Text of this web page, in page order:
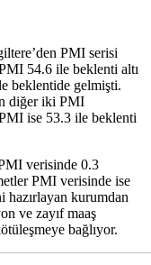
PMI serisi
54.6 ile beklenti altı
beklentide gelmişti.
diğer iki PMI
ise 53.3 ile beklenti
verisinde 0.3
PMI verisinde ise
kurumdan
ve zayıf maaş
bağlıyor.